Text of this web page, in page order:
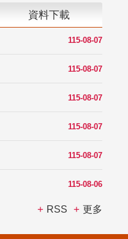
資料下載
115-08-07
115-08-07
115-08-07
115-08-07
115-08-07
115-08-06
RSS 更多